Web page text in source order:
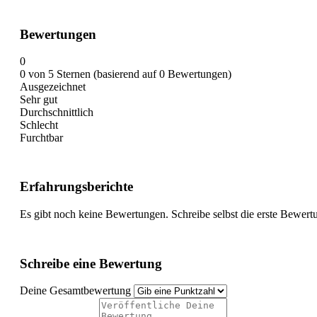
Bewertungen
0
0 von 5 Sternen (basierend auf 0 Bewertungen)
Ausgezeichnet
Sehr gut
Durchschnittlich
Schlecht
Furchtbar
Erfahrungsberichte
Es gibt noch keine Bewertungen. Schreibe selbst die erste
Schreibe eine Bewertung
Deine Gesamtbewertung